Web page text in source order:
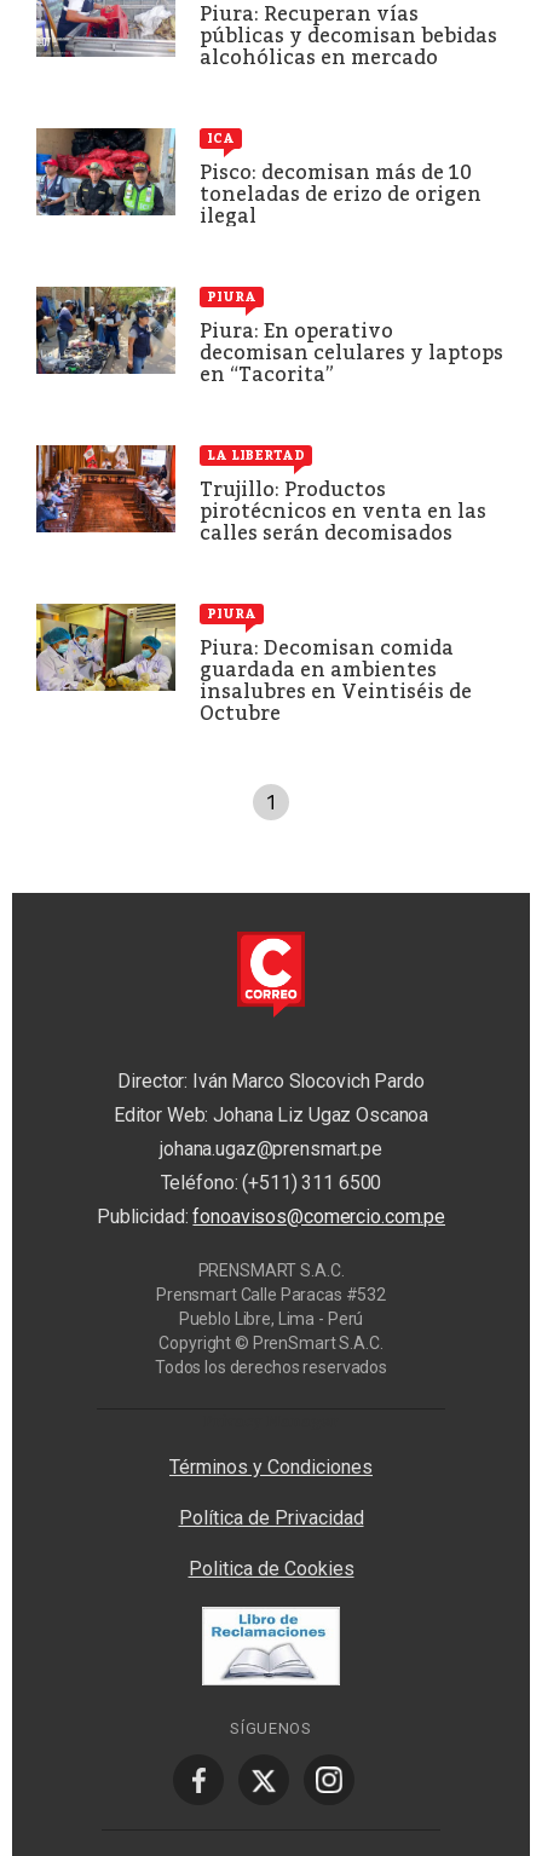
Piura: Recuperan vías
públicas y decomisan bebidas
alcohólicas en mercado
ICA
Pisco: decomisan más de 10
toneladas de erizo de origen
ilegal
PIURA
Piura: En operativo
decomisan celulares y laptops
en “Tacorita”
LA LIBERTAD
Trujillo: Productos
pirotécnicos en venta en las
calles serán decomisados
PIURA
Piura: Decomisan comida
guardada en ambientes
insalubres en Veintiséis de
Octubre
1
Director: Iván Marco Slocovich Pardo
Editor Web: Johana Liz Ugaz Oscanoa
johana.ugaz@prensmart.pe
Teléfono: (+511) 311 6500
Publicidad:fonoavisos@comercio.com.pe
PRENSMART S.A.C.
Prensmart Calle Paracas #532
Pueblo Libre, Lima - Perú
Copyright © PrenSmart S.A.C.
Todos los derechos reservados
Términos y Condiciones
Política de Privacidad
Politica de Cookies
SÍGUENOS